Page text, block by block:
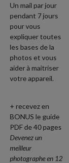
Un mail par jour
pendant 7 jours
pour vous
expliquer toutes
les bases de la
photos et vous
aider à maitriser
votre appareil.
+ recevez en
BONUS le guide
PDF de 40 pages
Devenez un
meilleur
photographe en 12